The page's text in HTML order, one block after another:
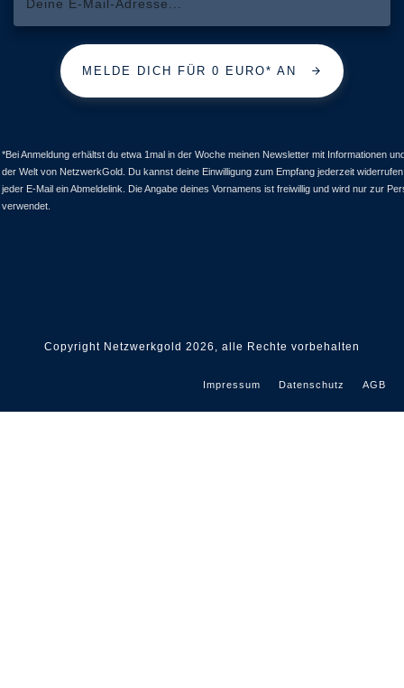
MELDE DICH FÜR 0 EURO* AN
*Bei Anmeldung erhältst du etwa 1mal in der Woche meinen Newsletter mit Informationen
der Welt von NetzwerkGold. Du kannst deine Einwilligung zum Empfang jederzeit
jeder E-Mail ein Abmeldelink. Die Angabe deines Vornamens ist freiwillig und wird nur zur
verwendet.
Impressum Datenschutz AGB
Copyright Netzwerkgold 2026 , alle Rechte vorbehalten